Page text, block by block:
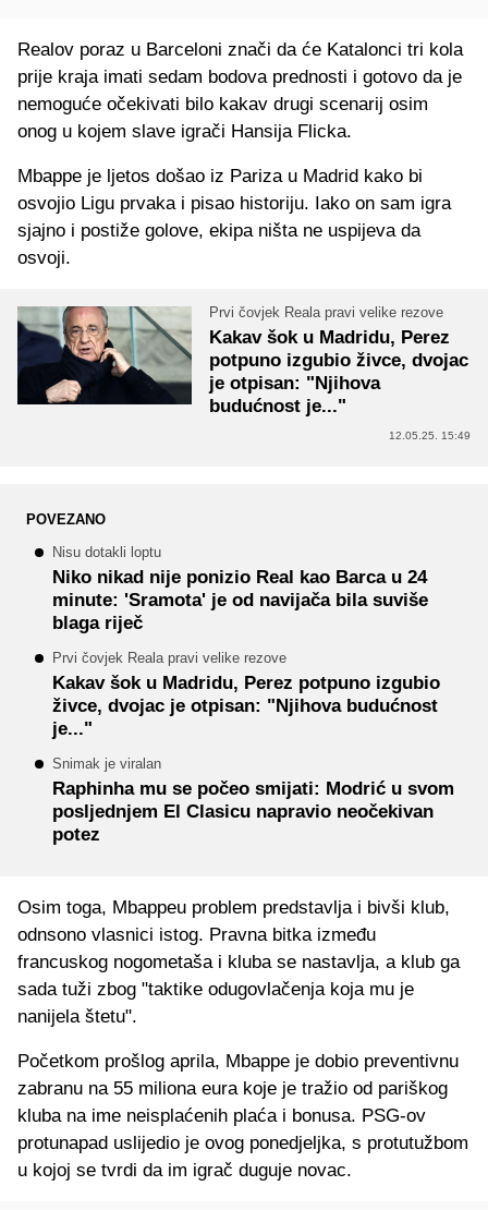
Realov poraz u Barceloni znači da će Katalonci tri kola
prije kraja imati sedam bodova prednosti i gotovo da je
nemoguće očekivati bilo kakav drugi scenarij osim
onog u kojem slave igrači Hansija Flicka.
Mbappe je ljetos došao iz Pariza u Madrid kako bi
osvojio Ligu prvaka i pisao historiju. Iako on sam igra
sjajno i postiže golove, ekipa ništa ne uspijeva da
osvoji.
Prvi čovjek Reala pravi velike rezove
Kakav šok u Madridu, Perez
potpuno izgubio živce, dvojac
je otpisan: "Njihova
budućnost je..."
12.05.25. 15:49
POVEZANO
Nisu dotakli loptu
Niko nikad nije ponizio Real kao Barca u 24
minute: 'Sramota' je od navijača bila suviše
blaga riječ
Prvi čovjek Reala pravi velike rezove
Kakav šok u Madridu, Perez potpuno izgubio
živce, dvojac je otpisan: "Njihova budućnost
je..."
Snimak je viralan
Raphinha mu se počeo smijati: Modrić u svom
posljednjem El Clasicu napravio neočekivan
potez
Osim toga, Mbappeu problem predstavlja i bivši klub,
odnsono vlasnici istog. Pravna bitka između
francuskog nogometaša i kluba se nastavlja, a klub ga
sada tuži zbog "taktike odugovlačenja koja mu je
nanijela štetu".
Početkom prošlog aprila, Mbappe je dobio preventivnu
zabranu na 55 miliona eura koje je tražio od pariškog
kluba na ime neisplaćenih plaća i bonusa. PSG-ov
protunapad uslijedio je ovog ponedjeljka, s protutužbom
u kojoj se tvrdi da im igrač duguje novac.